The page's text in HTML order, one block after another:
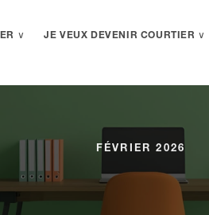
∨ JE VEUX DEVENIR COURTIER ∨
FÉVRIER 2026